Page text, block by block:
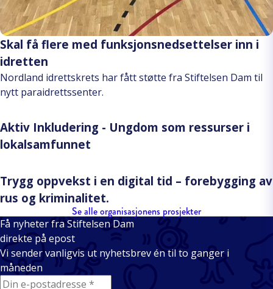
Skal få flere med funksjonsnedsettelser inn i
idretten
Nordland idrettskrets har fått støtte fra Stiftelsen Dam til
nytt paraidrettssenter.
Aktiv Inkludering - Ungdom som ressurser i
lokalsamfunnet
Trygg oppvekst i en digital tid – forebygging av
rus og kriminalitet.
Se alle organisasjonens prosjekter
Få nyheter fra Stiftelsen Dam
direkte på epost
Vi sender vanligvis ut nyhetsbrev én til to ganger i
måneden
E-mail